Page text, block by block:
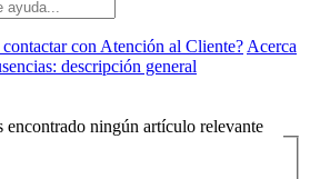
contactar con Atención al Cliente? Acerca
descripción general
encontrado ningún artículo relevante